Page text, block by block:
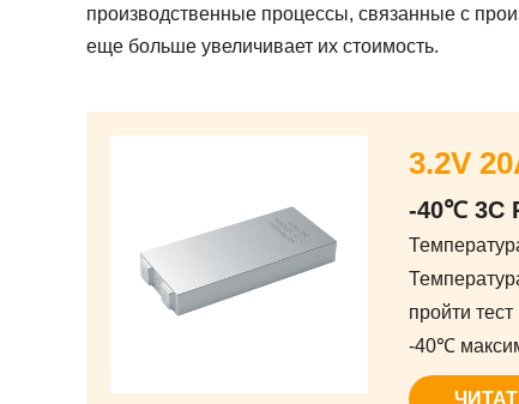
производственные процессы, связанные с
еще больше увеличивает их стоимость.
3.2V
-40℃ 3C
пройти
-40℃